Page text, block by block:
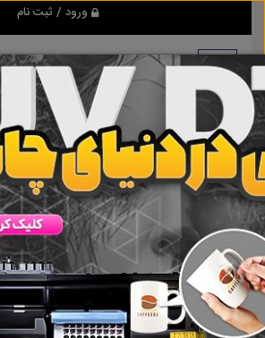
ورود / ثبت نام
برنامه اندروید
مرجع نیازمندیهای ابزار و یراق
دانلود